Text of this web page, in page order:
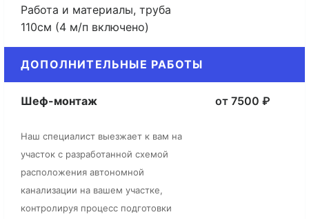
Работа и материалы, труба
110см (4 м/п включено)
ДОПОЛНИТЕЛЬНЫЕ РАБОТЫ
Шеф-монтаж
Наш специалист выезжает к вам на
участок с разработанной схемой
расположения автономной
канализации на вашем участке,
контролируя процесс подготовки
от 7500 ₽